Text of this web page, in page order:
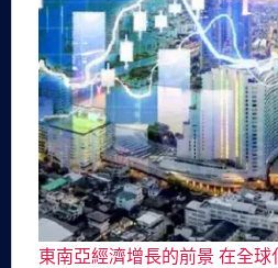
東南亞經濟增長的前景 在全球